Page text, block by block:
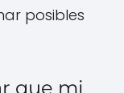
posibles
que mi